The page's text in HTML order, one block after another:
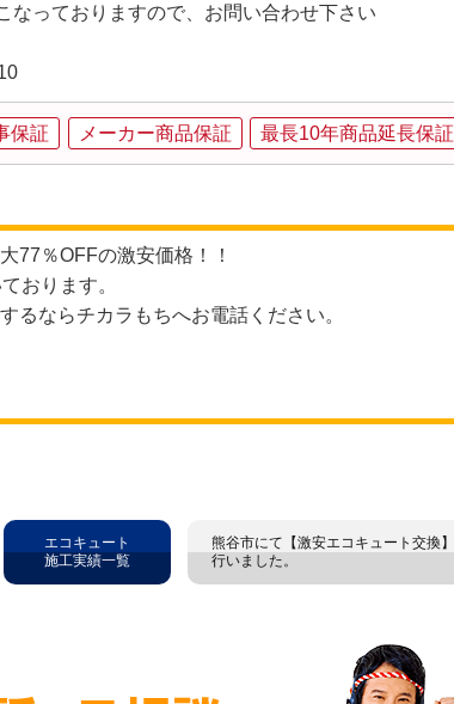
なっておりますので、お問い合わせ下さい
保証 メーカー商品保証 最長10年商品延長保証
77％OFFの激安価格！！
おります。
るならチカラもちへお電話ください。
熊谷市にて【激安エコキュート交換】
行いました。
エコキュート
施工実績一覧